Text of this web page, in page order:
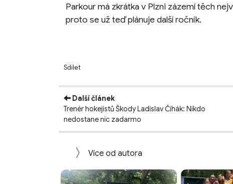
Parkour má zkrátka v Plzni zázemí těch
proto se už teď plánuje další ročník.
Sdílet
Další článek
Trenér hokejistů Škody Ladislav Čihák: Nikdo
nedostane nic zadarmo
Více od autora